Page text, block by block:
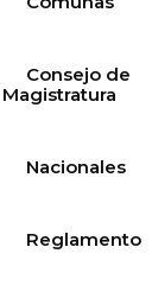
Consejo de
Magistratura
Nacionales
Reglamento